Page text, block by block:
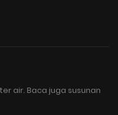
air. Baca juga susunan